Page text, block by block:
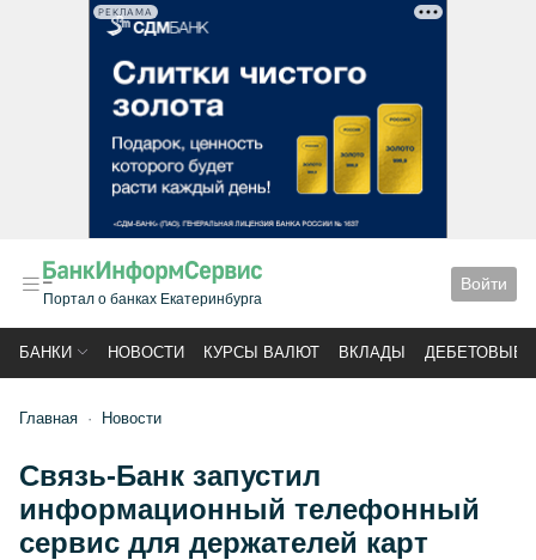
РЕКЛАМА
Портал о банках Екатеринбурга
Войти
БАНКИ НОВОСТИ КУРСЫ ВАЛЮТ ВКЛАДЫ ДЕБЕТОВЫЕ
Главная Новости
Связь-Банк запустил
информационный телефонный
сервис для держателей карт